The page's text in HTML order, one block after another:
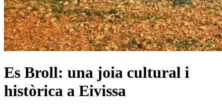
Es Broll: una joia cultural i
històrica a Eivissa